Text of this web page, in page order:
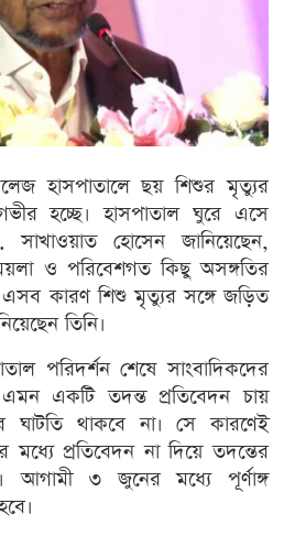
হাসপাতালে ছয় শিশুর মৃত্যুর
হচ্ছে। হাসপাতাল ঘুরে এসে
সাখাওয়াত হোসেন জানিয়েছেন,
ও পরিবেশগত কিছু অসঙ্গতির
এসব কারণ শিশু মৃত্যুর সঙ্গে জড়িত
তিনি।
পরিদর্শন শেষে সাংবাদিকদের
একটি তদন্ত প্রতিবেদন চায়
ঘাটতি থাকবে না। সে কারণেই
মধ্যে প্রতিবেদন না দিয়ে তদন্তের
আগামী ৩ জুনের মধ্যে পূর্ণাঙ্গ